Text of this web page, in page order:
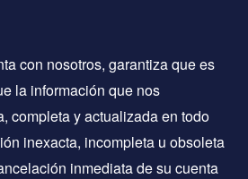
con nosotros, garantiza que es
la información que nos
completa y actualizada en todo
inexacta, incompleta u obsoleta
inmediata de su cuenta